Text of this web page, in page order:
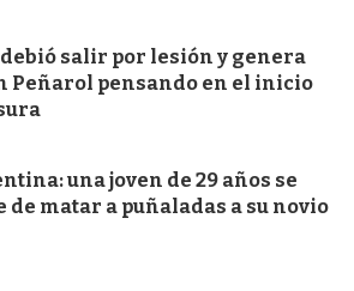
salir por lesión y genera
Peñarol pensando en el inicio
una joven de 29 años se
de matar a puñaladas a su novio